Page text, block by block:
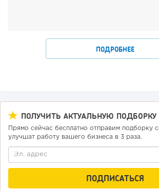
ПОДРОБНЕЕ
ПОЛУЧИТЬ АКТУАЛЬНУЮ ПОДБОРКУ
Прямо сейчас бесплатно отправим подборку
улучшат работу вашего бизнеса в 3 раза.